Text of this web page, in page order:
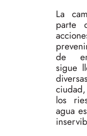
La
parte
de
sigue
los
agua